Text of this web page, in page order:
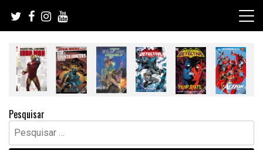
content
Pesquisar
Pesquisar
por: